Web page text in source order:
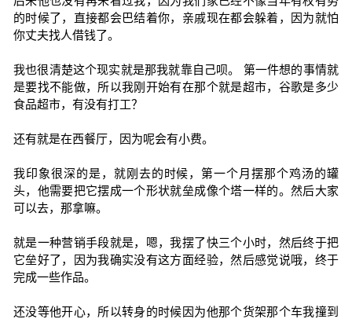
的时候了，直接都会巴结着你，亲戚现在都会躲着，因为就怕
你丈夫找人借钱了。
我也很清楚这个现实就是那我就靠自己呗。 第一件想的事情就
是要找不能做，所以我刚开始有在那个就是超市，谷歌是多少
食品超市，有没有打工？
还有就是在西餐厅，因为呢会有小费。
我印象很深的是，就刚去的时候，第一个月摆那个鸡汤的罐
头，他需要把它摆成一个形状就垒成像个塔一样的。然后大家
可以去，那拿嘛。
就是一种营销手段就是，嗯，我摆了快三个小时，然后终于把
它垒好了，因为我确实没有这方面经验，然后感觉说哦，终于
完成一些作品。
还没等他开心，所以转身的时候因为他那个货架那个车我撞到